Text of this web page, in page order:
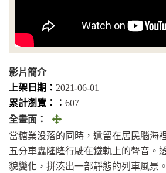
影片簡介
上架日期： 2021-06-01
累計瀏覽：︰ 607
全畫面：
全
畫
面
(另
當糖業没落的同時，遺留在居民腦海
五分車轟隆隆行駛在鐵軌上的聲音。
貌變化，拼湊出一部靜態的列車風景